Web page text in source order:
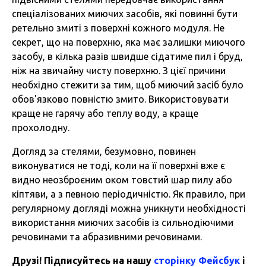
спеціалізованих миючих засобів, які повинні бути
ретельно змиті з поверхні кожного модуля. Не
секрет, що на поверхню, яка має залишки миючого
засобу, в кілька разів швидше сідатиме пил і бруд,
ніж на звичайну чисту поверхню. З цієї причини
необхідно стежити за тим, щоб миючий засіб було
обов'язково повністю змито. Використовувати
краще не гарячу або теплу воду, а краще
прохолодну.
Догляд за стелями, безумовно, повинен
виконуватися не тоді, коли на її поверхні вже є
видно неозброєним оком товстий шар пилу або
кіптяви, а з певною періодичністю. Як правило, при
регулярному догляді можна уникнути необхідності
використання миючих засобів із сильнодіючими
речовинами та абразивними речовинами.
Друзі! Підписуйтесь на нашу сторінку Фейсбук і